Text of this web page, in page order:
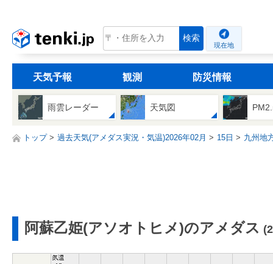
tenki.jp 検索
現在地
天気予報 観測 防災情報
雨雲レーダー 天気図
トップ 過去天気(アメダス実況・気温)2026年02月 15日 九州地
阿蘇乙姫(アソオトヒメ)のアメダス